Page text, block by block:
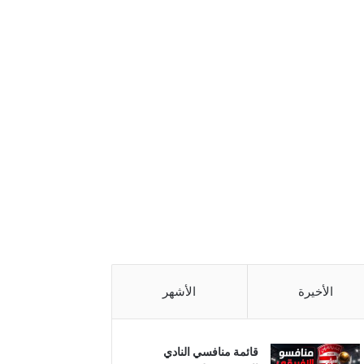
الأخيرة الأشهر
قائمة منافسي النادي